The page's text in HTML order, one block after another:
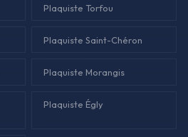
Plaquiste Torfou
Plaquiste Saint-Chéron
Plaquiste Morangis
Plaquiste Égly